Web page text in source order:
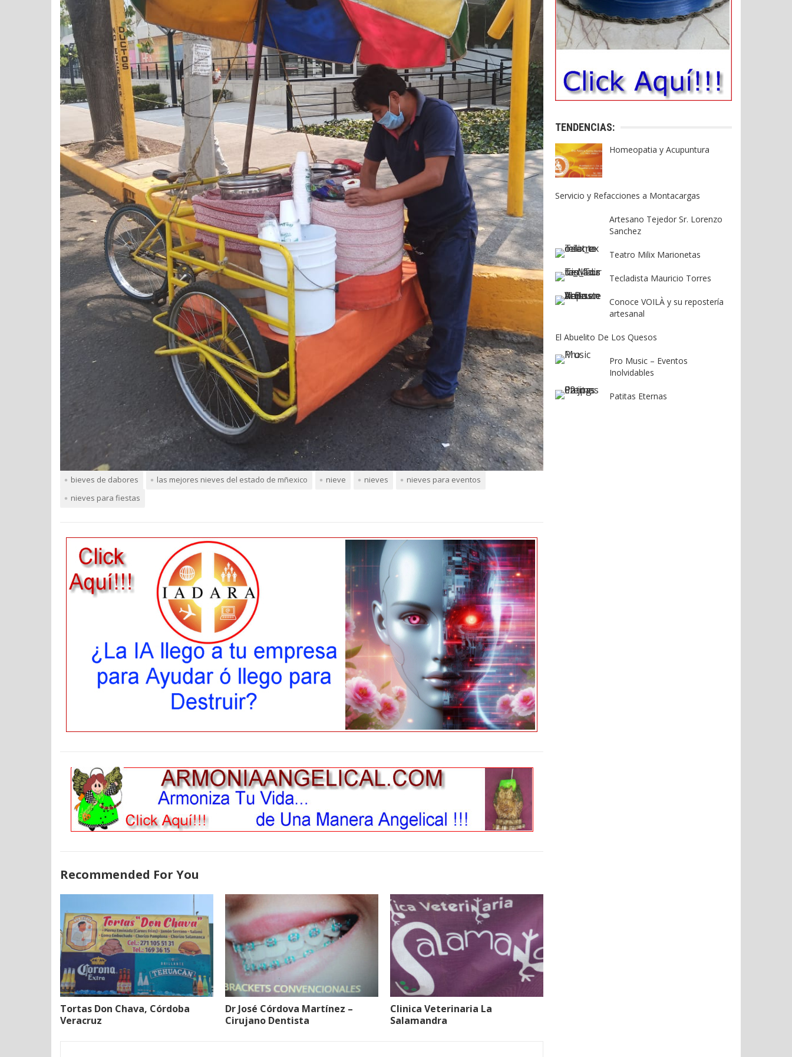
bieves de dabores las mejores nieves del estado de mñexico nieve nieves
nieves para eventos
nieves para fiestas
Recommended For You
Tortas Don Chava, Córdoba
Veracruz
Dr José Córdova Martínez –
Cirujano Dentista
Clinica Veterinaria La
Salamandra
TENDENCIAS:
Homeopatia y Acupuntura
Servicio y Refacciones a Montacargas
Artesano Tejedor Sr. Lorenzo
Sanchez
Teatro Milix Marionetas
Tecladista Mauricio Torres
Conoce VOILÀ y su repostería
artesanal
El Abuelito De Los Quesos
Pro Music – Eventos
Inolvidables
Patitas Eternas